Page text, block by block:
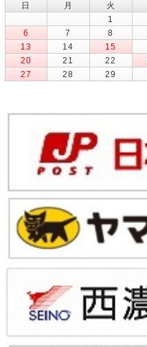
日
月 火
1
6
7 8
13
14 15
20
21 22
27
28 29